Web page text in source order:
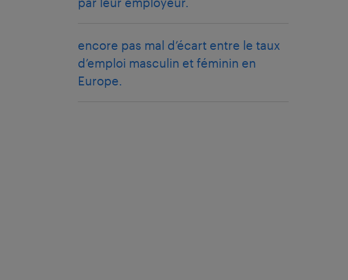
encore pas mal d’écart entre le taux
d’emploi masculin et féminin en
Europe.